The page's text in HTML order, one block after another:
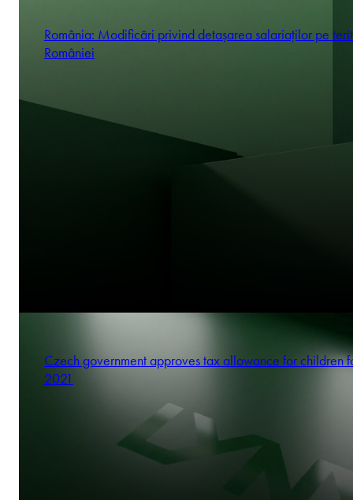
România: Modificări privind detașarea salariaților pe
României
Czech government approves tax allowance for children
2021